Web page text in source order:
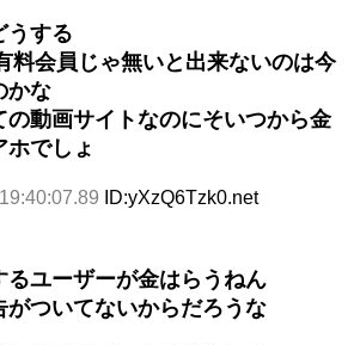
うする
料会員じゃ無いと出来ないのは今
かな
の動画サイトなのにそいつから金
でしょ
ID:yXzQ6Tzk0.net
るユーザーが金はらうねん
がついてないからだろうな